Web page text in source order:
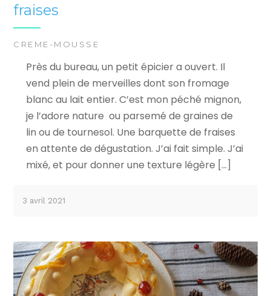
fraises
CREME-MOUSSE
Près du bureau, un petit épicier a ouvert. Il
vend plein de merveilles dont son fromage
blanc au lait entier. C’est mon péché mignon,
je l’adore nature ou parsemé de graines de
lin ou de tournesol. Une barquette de fraises
en attente de dégustation. J’ai fait simple. J’ai
mixé, et pour donner une texture légère […]
3 avril 2021